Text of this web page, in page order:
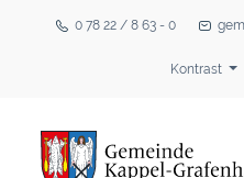
0 78 22 / 8 63 - 0
Kontrast